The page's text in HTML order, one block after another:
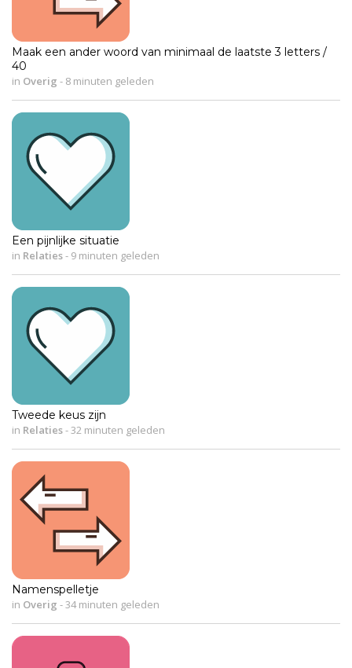
Maak een ander woord van minimaal de laatste 3 letters /
40
in Overig - 8 minuten geleden
Een pijnlijke situatie
in Relaties- 9 minuten geleden
Tweede keus zijn
in Relaties- 32 minuten geleden
Namenspelletje
in Overig - 34 minuten geleden